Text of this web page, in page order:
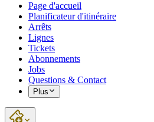
Page d'accueil
Planificateur d'itinéraire
Arrêts
Lignes
Tickets
Abonnements
Jobs
Questions & Contact
Plus